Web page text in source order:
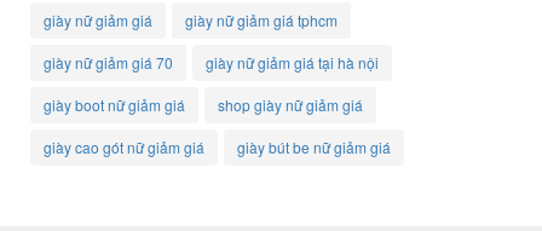
giày nữ giảm giá giày nữ giảm giá tphcm
giày nữ giảm giá 70 giày nữ giảm giá tại hà nội
giày boot nữ giảm giá shop giày nữ giảm giá
giày cao gót nữ giảm giá giày bút be nữ giảm giá